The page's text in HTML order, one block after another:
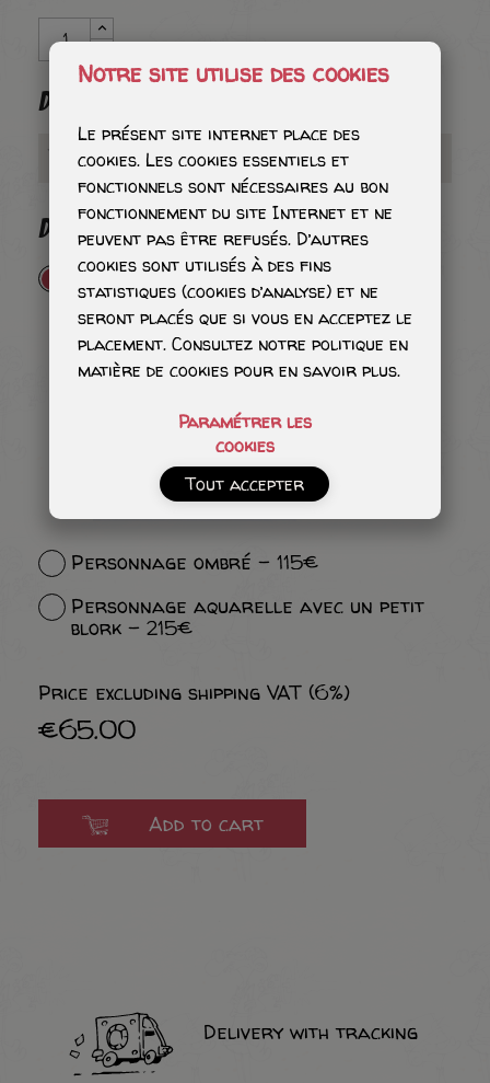
DEDICATION
DEDICATION
Tête avec quelques ombres - 65€
Personnage ombré - 115€
Personnage aquarelle avec un petit
blork - 215€
Price excluding shipping VAT (6%)
€65.00
Add to cart
Delivery with tracking
Notre site utilise des cookies
Le présent site internet place des
cookies. Les cookies essentiels et
fonctionnels sont nécessaires au bon
fonctionnement du site Internet et ne
peuvent pas être refusés. D’autres
cookies sont utilisés à des fins
statistiques (cookies d’analyse) et ne
seront placés que si vous en acceptez le
placement. Consultez notre politique en
matière de cookies pour en savoir plus.
Paramétrer les
cookies
Tout accepter